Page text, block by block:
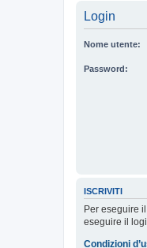
Login
Nome utente:
Password:
ISCRIVITI
Per eseguire
eseguire il
Condizioni